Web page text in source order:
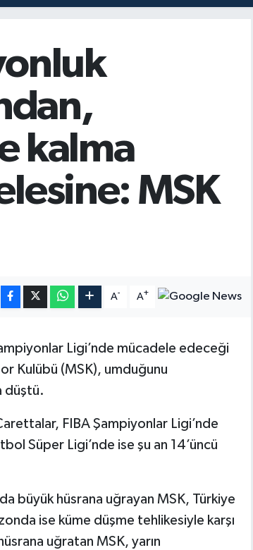
kalma
MSK
A- A+
Ligi’nde mücadele edeceği
Kulübü (MSK), umduğunu
düştü.
FIBA Şampiyonlar Ligi’nde
Süper Ligi’nde ise şu an 14’üncü
büyük hüsrana uğrayan MSK, Türkiye
ise küme düşme tehlikesiyle karşı
uğratan MSK, yarın